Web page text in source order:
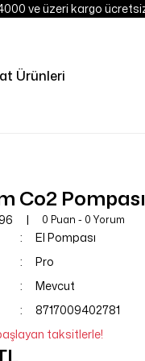
ve üzeri kargo ücretsiz
Ürünleri
Co2 Pompası
0 Puan - 0 Yorum
El Pompası
Pro
Mevcut
8717009402781
taksitlerle!